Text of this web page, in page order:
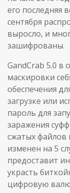
его последняя
сентября
выросло, и
зашифрованы.
GandCrab 5.0 в
маскировки
обеспечения
загрузке или
пароль для
заражения
сжатых файлов
изменен на 5
предоставит
украсть
цифровую